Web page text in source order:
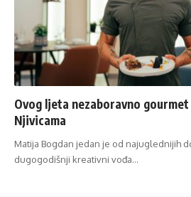
Ovog ljeta nezaboravno
Njivicama
Matija Bogdan jedan je od najuglednijih
dugogodišnji kreativni vođa…